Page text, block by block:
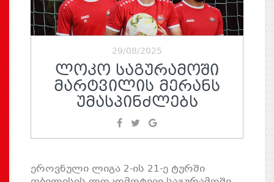
29/08/2025
ᲚᲝᲙᲝ ᲡᲐᲒᲣᲠᲐᲛᲝᲨᲘ
ᲛᲐᲠᲢᲕᲘᲚᲘᲡ ᲛᲔᲠᲐᲜᲡ
ᲣᲛᲐᲡᲞᲘᲜᲫᲚᲔᲑᲡ
ეროვნული ლიგა 2-ის 21-ე ტურში